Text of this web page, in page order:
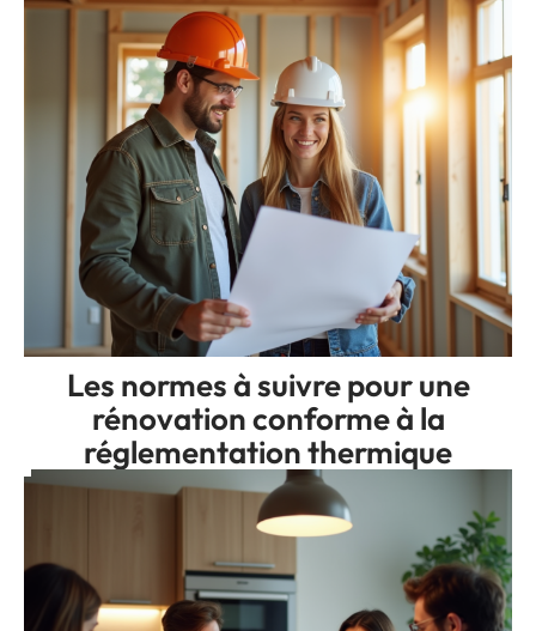
Les normes à suivre pour une
rénovation conforme à la
réglementation thermique